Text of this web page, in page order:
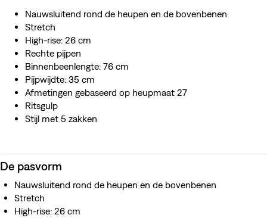
Nauwsluitend rond de heupen en de bovenbenen
Stretch
High-rise: 26 cm
Rechte pijpen
Binnenbeenlengte: 76 cm
Pijpwijdte: 35 cm
Afmetingen gebaseerd op heupmaat 27
Ritsgulp
Stijl met 5 zakken
De pasvorm
Nauwsluitend rond de heupen en de bovenbenen
Stretch
High-rise: 26 cm